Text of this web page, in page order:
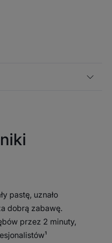
pastę, uznało
dobrą zabawę.
przez 2 minuty,